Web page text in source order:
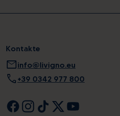
Kontakte
mailinfo@livigno.eu
call +39 0342 977 800